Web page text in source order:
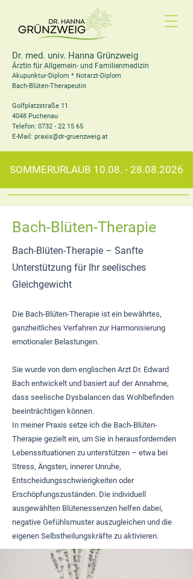
Dr. med. univ. Hanna Grünzweig
Ärztin für Allgemein- und Familienmedizin
Akupunktur-Diplom * Notarzt-Diplom
Bach-Blüten-Therapeutin
Golfplatzstraße 11
4048 Puchenau
Telefon: 0732 - 22 15 65
E-Mail: praxis@dr-gruenzweig.at
SOMMERURLAUB 10.08. - 28.08.2026
Bach-Blüten-Therapie
Bach-Blüten-Therapie – Sanfte
Unterstützung für Ihr seelisches
Gleichgewicht
Die Bach-Blüten-Therapie ist ein bewährtes,
ganzheitliches Verfahren zur Harmonisierung
emotionaler Belastungen.
Sie wurde von dem englischen Arzt Dr. Edward
Bach entwickelt und basiert auf der Annahme,
dass seelische Dysbalancen das Wohlbefinden
beeinträchtigen können.
In meiner Praxis setze ich die Bach-Blüten-
Therapie gezielt ein, um Sie in herausfordernden
Lebenssituationen zu unterstützen – etwa bei
Stress, Ängsten, innerer Unruhe,
Entscheidungsschwierigkeiten oder
Erschöpfungszuständen. Die individuell
ausgewählten Blütenessenzen helfen dabei,
negative Gefühlsmuster auszugleichen und die
eigenen Selbstheilungskräfte zu aktivieren.